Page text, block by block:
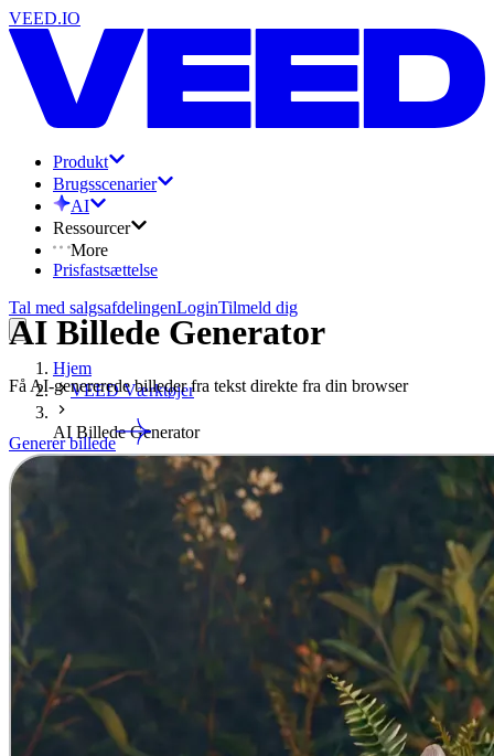
VEED.IO
Produkt
Brugsscenarier
AI
Ressourcer
More
Prisfastsættelse
Tal med salgsafdelingenLoginTilmeld dig
Hjem
VEED Værktøjer
AI Billede Generator
AI Billede Generator
Få AI-genererede billeder fra tekst direkte fra din browser
Generer billede